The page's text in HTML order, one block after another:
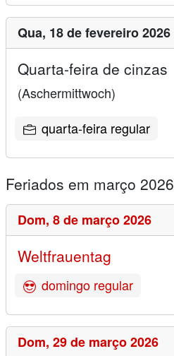
Qua, 18 de fevereiro 2026
Quarta-feira de cinzas
(Aschermittwoch)
quarta-feira regular
Feriados em março 2026
Dom, 8 de março 2026
Weltfrauentag
domingo regular
Dom, 29 de março 2026